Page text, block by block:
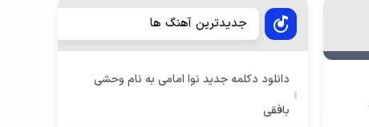
جدیدترین آهنگ ها
دانلود دکلمه جدید نوا امامی به نام وحشی
بافقی